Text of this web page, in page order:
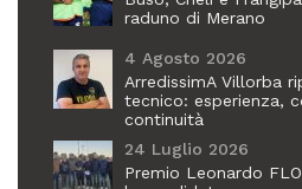
raduno di Merano
4 Agosto 2026
ArredissimA Villorba
tecnico: esperienza,
continuità
24 Luglio 2026
Premio Leonardo